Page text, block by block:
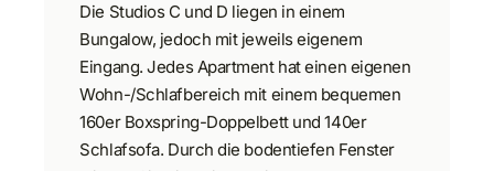
Die Studios C und D liegen in einem
Bungalow, jedoch mit jeweils eigenem
Eingang. Jedes Apartment hat einen eigenen
Wohn-/Schlafbereich mit einem bequemen
160er Boxspring-Doppelbett und 140er
Schlafsofa. Durch die bodentiefen Fenster